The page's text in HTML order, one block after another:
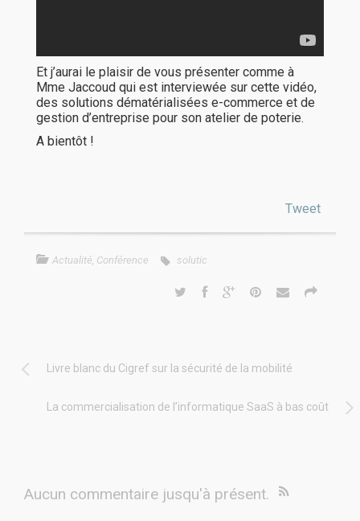
Et j’aurai le plaisir de vous présenter comme à
Mme Jaccoud qui est interviewée sur cette vidéo,
des solutions dématérialisées e-commerce et de
gestion d’entreprise pour son atelier de poterie.
A bientôt !
Tweet
Actualité, Conférence solutic
Livre blanc du Cigref sur la sécurité de la mobilité
La commercialisation de l’informatique SaaS à bas coût
Aucun commentaire jusqu'à présent.